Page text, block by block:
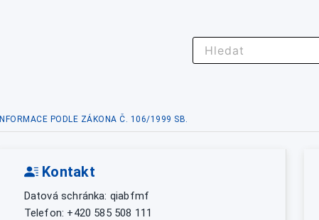
INFORMACE PODLE ZÁKONA Č. 106/1999 SB.
Kontakt
Datová schránka: qiabfmf
Telefon: +420 585 508 111